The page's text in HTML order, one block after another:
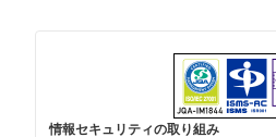
情報セキュリティの取り組み